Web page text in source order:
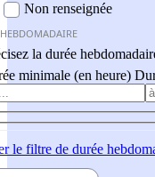
Non renseignée
la durée
minimale (en heure)
le filtre de durée